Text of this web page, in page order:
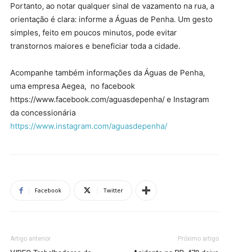
Portanto, ao notar qualquer sinal de vazamento na rua, a
orientação é clara: informe a Águas de Penha. Um gesto
simples, feito em poucos minutos, pode evitar
transtornos maiores e beneficiar toda a cidade.
Acompanhe também informações da Águas de Penha,
uma empresa Aegea, no facebook
https://www.facebook.com/aguasdepenha/ e Instagram
da concessionária
https://www.instagram.com/aguasdepenha/
Facebook Twitter
Artigo anterior Próximo artigo